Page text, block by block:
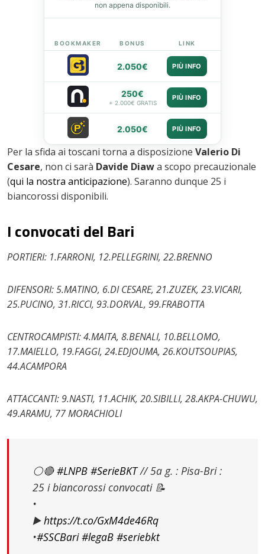
non appena disponibili.
BOOKMAKER BONUS LINK
2.050€ PIÙ INFO
250€
+ 2.000€ GRATIS
PIÙ INFO
2.050€ PIÙ INFO
Per la sfida ai toscani torna a disposizione Valerio Di
Cesare, non ci sarà Davide Diawa scopo precauzionale
(qui la nostra anticipazione). Saranno dunque 25 i
biancorossi disponibili.
I convocati del Bari
PORTIERI: 1.FARRONI, 12.PELLEGRINI, 22.BRENNO
DIFENSORI: 5.MATINO, 6.DI CESARE, 21.ZUZEK, 23.VICARI,
25.PUCINO, 31.RICCI, 93.DORVAL, 99.FRABOTTA
CENTROCAMPISTI: 4.MAITA, 8.BENALI, 10.BELLOMO,
17.MAIELLO, 19.FAGGI, 24.EDJOUMA, 26.KOUTSOUPIAS,
44.ACAMPORA
ATTACCANTI: 9.NASTI, 11.ACHIK, 20.SIBILLI, 28.AKPA-CHUWU,
49.ARAMU, 77 MORACHIOLI
⚪️🔴#LNPB #SerieBKT// 5a g. : Pisa-Bri :
25 i biancorossi convocati 📝
•
▶️https://t.co/GxM4de46Rq
•#SSCBari #legaB #seriebkt